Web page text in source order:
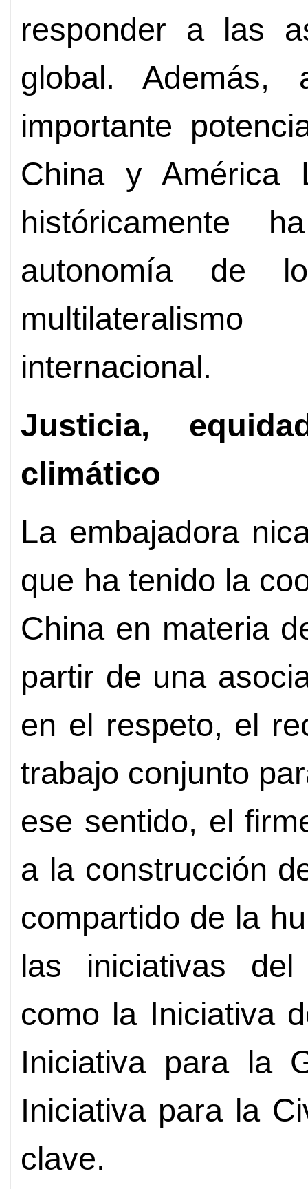
responder a las
global.
importante
China y América
históricamente
autonomía de
internacional.
Justicia,
climático
La embajadora
que ha tenido la
China en materia
partir de una
en el respeto, el
trabajo conjunto
ese sentido, el
a la construcción
compartido de la
las iniciativas
como la Iniciativa
Iniciativa para la
Iniciativa para la
clave.